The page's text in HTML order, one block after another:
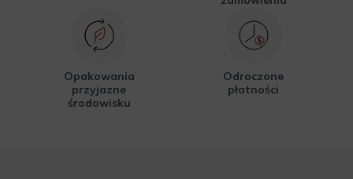
Opakowania
przyjazne
środowisku
Odroczone
płatności